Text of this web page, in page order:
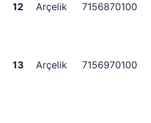
12
Arçelik 7156870100
13
Arçelik 7156970100